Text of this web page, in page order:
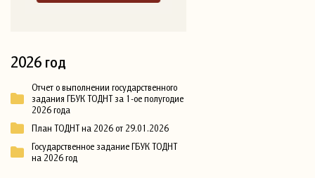
2026 год
Отчет о выполнении государственного
задания ГБУК ТОДНТ за 1-ое полугодие
2026 года
План ТОДНТ на 2026 от 29.01.2026
Государственное задание ГБУК ТОДНТ
на 2026 год